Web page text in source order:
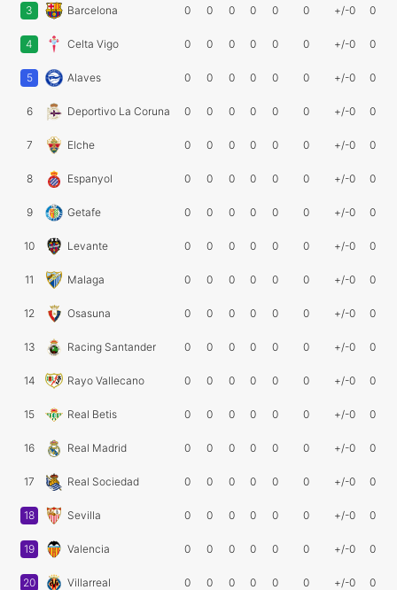
3 Barcelona 0 0 0 0 0 0 +/-0 0
4 Celta Vigo 0 0 0 0 0 0 +/-0 0
5 Alaves 0 0 0 0 0 0 +/-0 0
6 Deportivo La Coruna 0 0 0 0 0 0 +/-0 0
7 Elche 0 0 0 0 0 0 +/-0 0
8 Espanyol 0 0 0 0 0 0 +/-0 0
9 Getafe 0 0 0 0 0 0 +/-0 0
10 Levante 0 0 0 0 0 0 +/-0 0
11 Malaga 0 0 0 0 0 0 +/-0 0
12 Osasuna 0 0 0 0 0 0 +/-0 0
13 Racing Santander 0 0 0 0 0 0 +/-0 0
14 Rayo Vallecano 0 0 0 0 0 0 +/-0 0
15 Real Betis 0 0 0 0 0 0 +/-0 0
16 Real Madrid 0 0 0 0 0 0 +/-0 0
17 Real Sociedad 0 0 0 0 0 0 +/-0 0
18 Sevilla 0 0 0 0 0 0 +/-0 0
19 Valencia 0 0 0 0 0 0 +/-0 0
20 Villarreal 0 0 0 0 0 0 +/-0 0